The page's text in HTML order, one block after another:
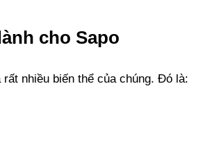
cho Sapo
nhiều biến thể của chúng. Đó là: